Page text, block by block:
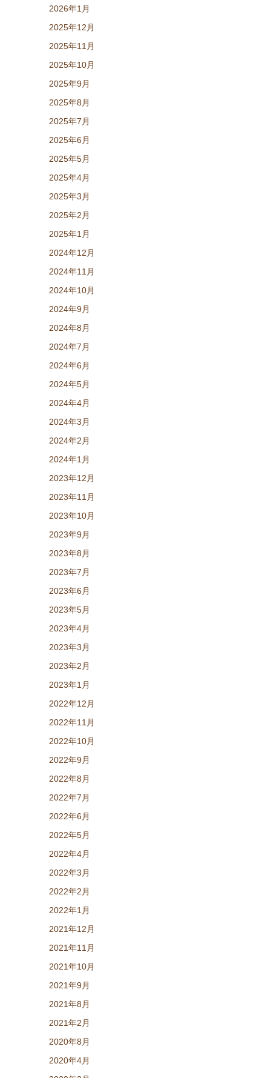
2026年1月
2025年12月
2025年11月
2025年10月
2025年9月
2025年8月
2025年7月
2025年6月
2025年5月
2025年4月
2025年3月
2025年2月
2025年1月
2024年12月
2024年11月
2024年10月
2024年9月
2024年8月
2024年7月
2024年6月
2024年5月
2024年4月
2024年3月
2024年2月
2024年1月
2023年12月
2023年11月
2023年10月
2023年9月
2023年8月
2023年7月
2023年6月
2023年5月
2023年4月
2023年3月
2023年2月
2023年1月
2022年12月
2022年11月
2022年10月
2022年9月
2022年8月
2022年7月
2022年6月
2022年5月
2022年4月
2022年3月
2022年2月
2022年1月
2021年12月
2021年11月
2021年10月
2021年9月
2021年8月
2021年2月
2020年8月
2020年4月